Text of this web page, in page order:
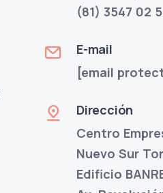
(81) 3547 02
E-mail
[email
Dirección
Centro
Nuevo Sur
Edificio